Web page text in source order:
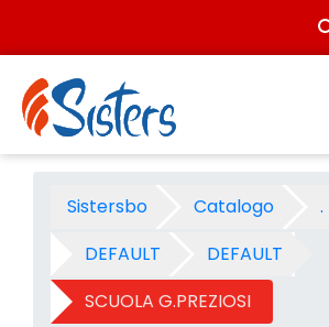
SCUOLA
Sistersbo Catalogo
.
DEFAULT
DEFAULT
SCUOLA G.PREZIOSI